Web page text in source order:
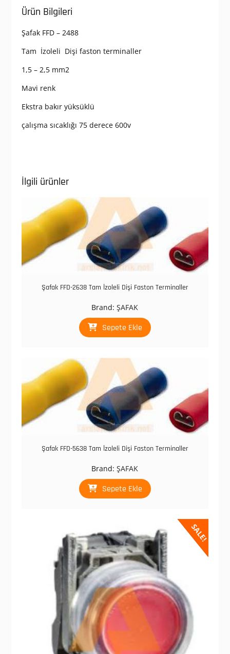
Ürün Bilgileri
Şafak FFD – 2488
Tam İzoleli Dişi faston terminaller
1,5 – 2,5 mm2
Mavi renk
Ekstra bakır yüksüklü
çalışma sıcaklığı 75 derece 600v
İlgili ürünler
Şafak FFD-2638 Tam İzoleli Dişi Faston Terminaller
Brand:ŞAFAK
Sepete Ekle
Şafak FFD-5638 Tam İzoleli Dişi Faston Terminaller
Brand:ŞAFAK
Sepete Ekle
SALE!